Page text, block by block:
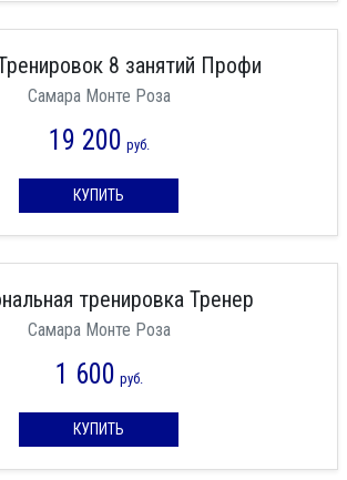
8 занятий Профи
Самара Монте Роза
19 200 руб.
КУПИТЬ
тренировка Тренер
Самара Монте Роза
1 600 руб.
КУПИТЬ